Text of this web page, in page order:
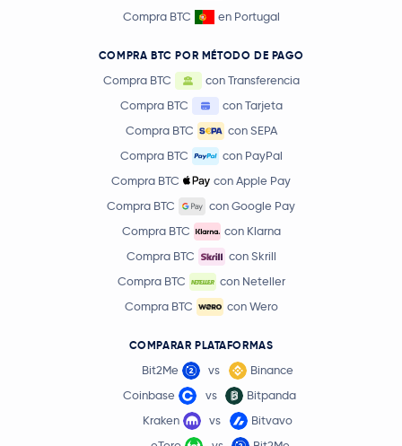
Compra BTC
en Portugal
COMPRA BTC POR MÉTODO DE PAGO
Compra BTC
con Transferencia
Compra BTC
con Tarjeta
Compra BTC
con SEPA
Compra BTC
con PayPal
Compra BTC
con Apple Pay
Compra BTC
con Google Pay
Compra BTC
con Klarna
Compra BTC
con Skrill
Compra BTC
con Neteller
Compra BTC
con Wero
COMPARAR PLATAFORMAS
Bit2Me vs
Binance
Coinbase
vs
Bitpanda
Kraken
vs
Bitvavo